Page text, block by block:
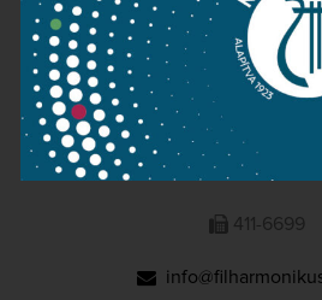
NATIONAL
1095 Budapest, Komor
411-6600
411-6699